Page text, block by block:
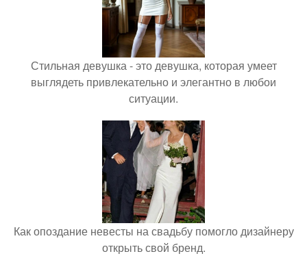
Стильная девушка - это девушка, которая умеет
выглядеть привлекательно и элегантно в любои
ситуации.
Как опоздание невесты на свадьбу помогло дизайнеру
открыть свой бренд.